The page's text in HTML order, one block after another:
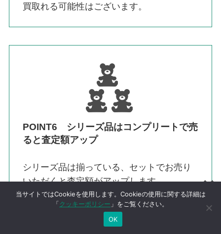
買取れる可能性はございます。
POINT6 シリーズ品はコンプリートで売
ると査定額アップ
シリーズ品は揃っている、セットでお売り
いただくと査定額がアップします。
ただし1つでも抜けていると評価が下がるの
で、なるべく揃えて売るようにすると高く
売れる可能性が上がります。
当サイトではCookieを使用します。Cookieの使用に関する詳細は
「クッキーポリシー 」をご覧ください。
OK